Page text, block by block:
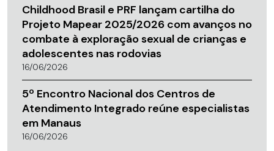
Childhood Brasil e PRF lançam cartilha do
Projeto Mapear 2025/2026 com avanços no
combate à exploração sexual de crianças e
adolescentes nas rodovias
16/06/2026
5º Encontro Nacional dos Centros de
Atendimento Integrado reúne especialistas
em Manaus
16/06/2026